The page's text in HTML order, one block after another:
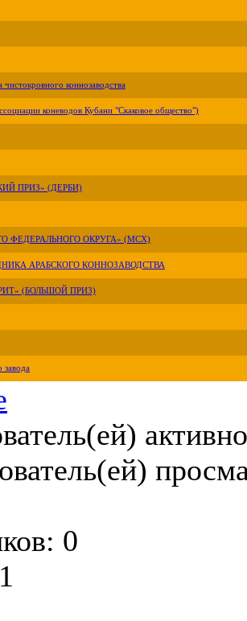
чистокровного коннозаводства
коневодов Кубани "Скаковое общество")
ПРИЗ» (ДЕРБИ)
ФЕДЕРАЛЬНОГО ОКРУГА» (МСХ)
АРАБСКОГО КОННОЗАВОДСТВА
(БОЛЬШОЙ ПРИЗ)
завода
активно
0